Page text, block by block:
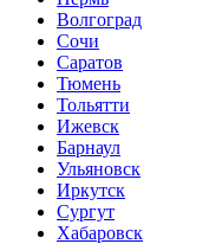
Волгоград
Сочи
Саратов
Тюмень
Тольятти
Ижевск
Барнаул
Ульяновск
Иркутск
Сургут
Хабаровск